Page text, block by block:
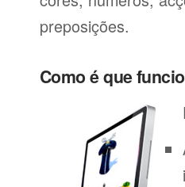
preposições.
Como é que